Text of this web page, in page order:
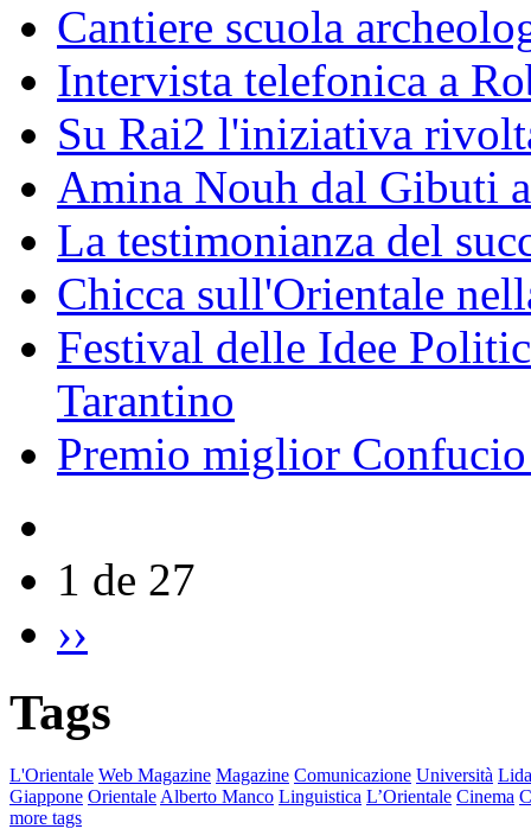
Cantiere scuola
Intervista telefonica a
Su Rai2 l'iniziativa
Amina Nouh dal Gibuti
La testimonianza del
Chicca sull'Orientale
Festival delle Idee
Tarantino
Premio miglior
1 de 27
››
Tags
L'Orientale Web Magazine Magazine Comunicazione Università
Giappone Orientale Alberto Manco Linguistica L’Orientale Cinema
more tags